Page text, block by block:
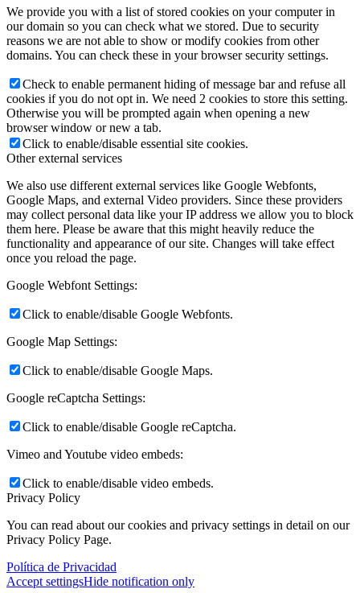
We provide you with a list of stored cookies on your computer in
our domain so you can check what we stored. Due to security
reasons we are not able to show or modify cookies from other
domains. You can check these in your browser security settings.
Check to enable permanent hiding of message bar and refuse all
cookies if you do not opt in. We need 2 cookies to store this setting.
Otherwise you will be prompted again when opening a new
browser window or new a tab.
Click to enable/disable essential site cookies.
Other external services
We also use different external services like Google Webfonts,
Google Maps, and external Video providers. Since these providers
may collect personal data like your IP address we allow you to block
them here. Please be aware that this might heavily reduce the
functionality and appearance of our site. Changes will take effect
once you reload the page.
Google Webfont Settings:
Click to enable/disable Google Webfonts.
Google Map Settings:
Click to enable/disable Google Maps.
Google reCaptcha Settings:
Click to enable/disable Google reCaptcha.
Vimeo and Youtube video embeds:
Click to enable/disable video embeds.
Privacy Policy
You can read about our cookies and privacy settings in detail on our
Privacy Policy Page.
Política de Privacidad
Accept settingsHide notification only